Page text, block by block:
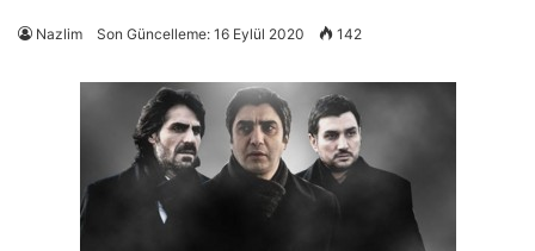
Nazlim Son Güncelleme: 16 Eylül 2020 142